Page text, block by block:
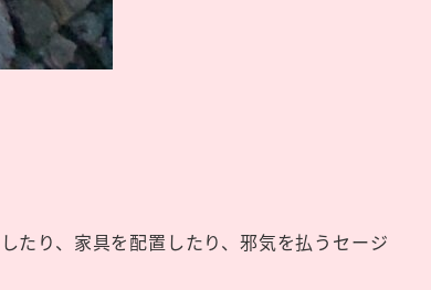
たり、家具を配置したり、邪気を払うセージ